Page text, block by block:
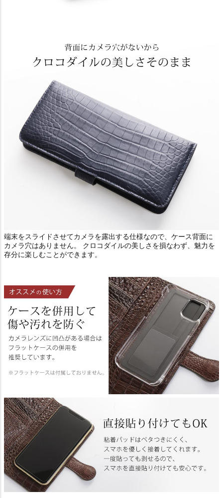
端末をスライドさせてカメラを露出する仕様なので、ケース背面に
カメラ穴はありません。 クロコダイルの美しさを損なわず、魅力を
存分に楽しむことができます。